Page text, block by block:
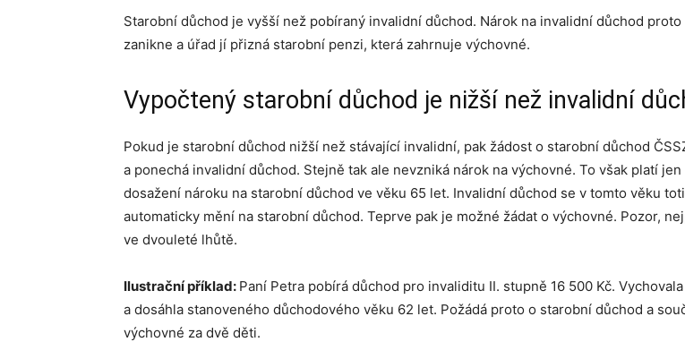
Starobní důchod je vyšší než pobíraný invalidní důchod. Nárok na invalidní důchod proto
zanikne a úřad jí přizná starobní penzi, která zahrnuje výchovné.
Vypočtený starobní důchod je nižší než invalidní
Pokud je starobní důchod nižší než stávající invalidní, pak žádost o starobní důchod
a ponechá invalidní důchod. Stejně tak ale nevzniká nárok na výchovné. To však platí
dosažení nároku na starobní důchod ve věku 65 let. Invalidní důchod se v tomto věku
automaticky mění na starobní důchod. Teprve pak je možné žádat o výchovné. Pozor,
ve dvouleté lhůtě.
Ilustrační příklad: Paní Petra pobírá důchod pro invaliditu II. stupně 16 500 Kč.
a dosáhla stanoveného důchodového věku 62 let. Požádá proto o starobní důchod a
výchovné za dvě děti.